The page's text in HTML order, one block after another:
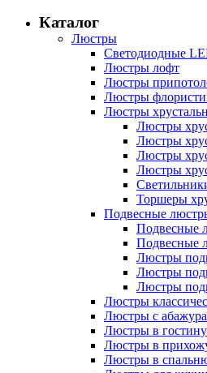
Каталог
Люстры
Светодиодные
Люстры лофт
Люстры
Люстры
Люстры
Люстры
Люстры
Люстры
Люстры
Торшеры
Подвесные
Подвесные
Подвесные
Люстры
Люстры
Люстры
Люстры
Люстры с
Люстры в
Люстры в
Люстры в